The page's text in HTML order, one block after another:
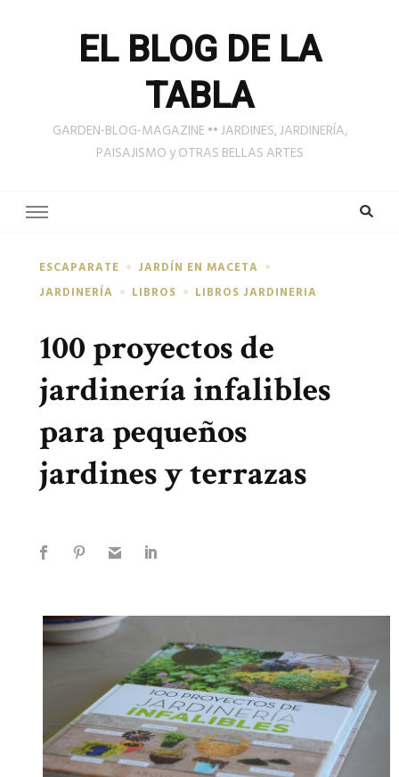
EL BLOG DE LA
TABLA
GARDEN-BLOG-MAGAZINE •• JARDINES, JARDINERÍA,
PAISAJISMO y OTRAS BELLAS ARTES
ESCAPARATE
JARDÍN EN MACETA
JARDINERÍA
LIBROS LIBROS JARDINERIA
100 proyectos de
jardinería infalibles
para pequeños
jardines y terrazas